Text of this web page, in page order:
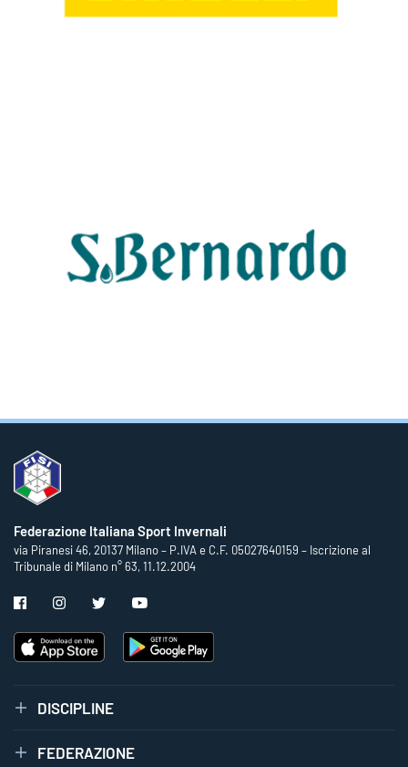
Federazione Italiana Sport Invernali
via Piranesi 46, 20137 Milano – P.IVA e C.F. 05027640159 – Iscrizione al
Tribunale di Milano n° 63, 11.12.2004
DISCIPLINE
FEDERAZIONE